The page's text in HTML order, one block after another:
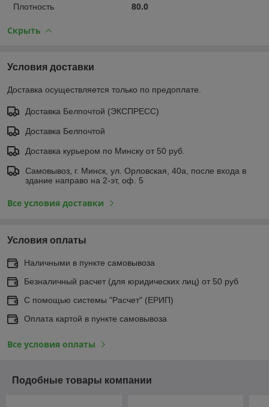
Плотность 80.0
Скрыть
Условия доставки
Доставка осуществляется только по предоплате.
Доставка Белпочтой (ЭКСПРЕСС)
Доставка Белпочтой
Доставка курьером по Минску от 50 руб.
Самовывоз, г. Минск, ул. Орловская, 40а, после входа в
здание направо на 2-эт, оф. 5
Все условия доставки
Условия оплаты
Наличными в пункте самовывоза
Безналичный расчет (для юридических лиц) от 50 руб
С помощью системы "Расчет" (ЕРИП)
Оплата картой в пункте самовывоза
Все условия оплаты
Подобные товары компании